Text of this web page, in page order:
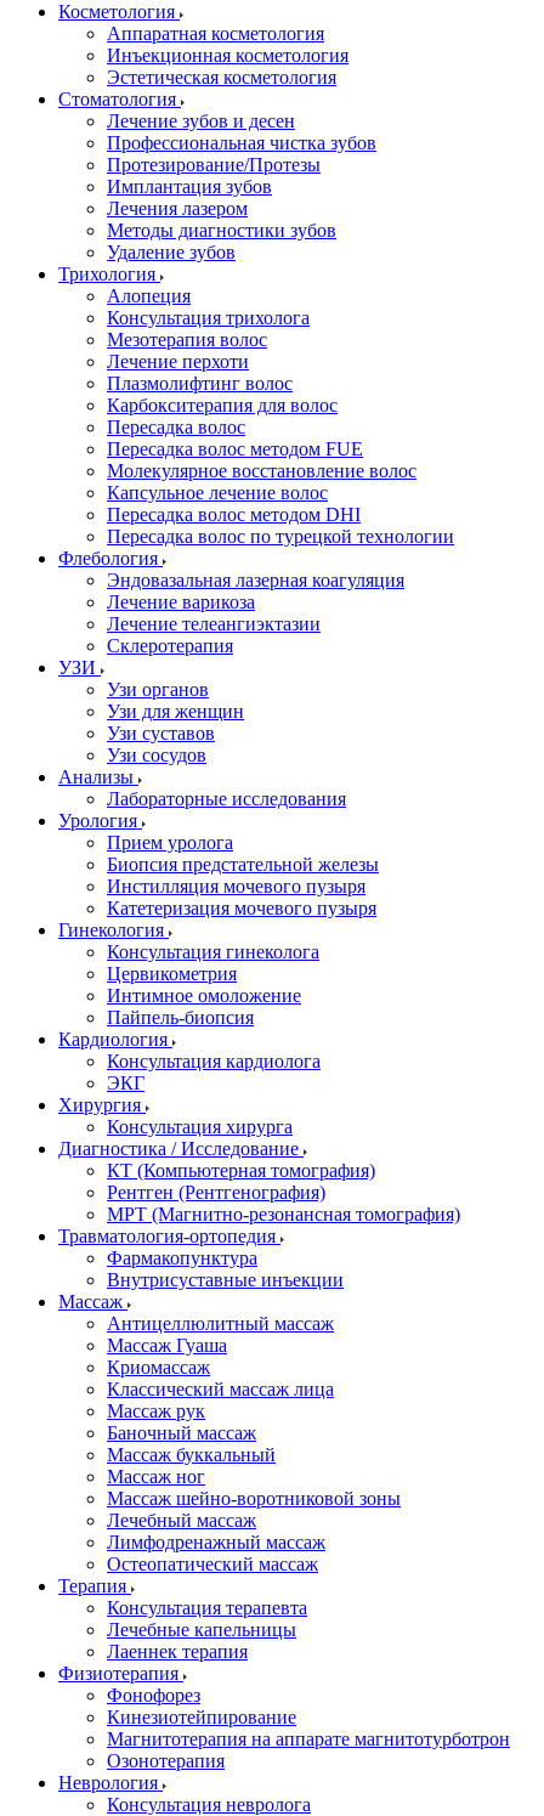
Косметология
Аппаратная косметология
Инъекционная косметология
Эстетическая косметология
Стоматология
Лечение зубов и десен
Профессиональная чистка зубов
Протезирование/Протезы
Имплантация зубов
Лечения лазером
Методы диагностики зубов
Удаление зубов
Трихология
Алопеция
Консультация трихолога
Мезотерапия волос
Лечение перхоти
Плазмолифтинг волос
Карбокситерапия для волос
Пересадка волос
Пересадка волос методом FUE
Молекулярное восстановление волос
Капсульное лечение волос
Пересадка волос методом DHI
Пересадка волос по турецкой технологии
Флебология
Эндовазальная лазерная коагуляция
Лечение варикоза
Лечение телеангиэктазии
Склеротерапия
УЗИ
Узи органов
Узи для женщин
Узи cуставов
Узи сосудов
Анализы
Лабораторные исследования
Урология
Прием уролога
Биопсия предстательной железы
Инстилляция мочевого пузыря
Катетеризация мочевого пузыря
Гинекология
Консультация гинеколога
Цервикометрия
Интимное омоложение
Пайпель-биопсия
Кардиология
Консультация кардиолога
ЭКГ
Хирургия
Консультация хирурга
Диагностика / Исследование
КТ (Компьютерная томография)
Рентген (Рентгенография)
МРТ (Магнитно-резонансная томография)
Травматология-ортопедия
Фармакопунктура
Внутрисуставные инъекции
Массаж
Антицеллюлитный массаж
Массаж Гуаша
Криомассаж
Классический массаж лица
Массаж рук
Баночный массаж
Массаж буккальный
Массаж ног
Массаж шейно-воротниковой зоны
Лечебный массаж
Лимфодренажный массаж
Остеопатический массаж
Терапия
Консультация терапевта
Лечебные капельницы
Лаеннек терапия
Физиотерапия
Фонофорез
Кинезиотейпирование
Магнитотерапия на аппарате магнитотурботрон
Озонотерапия
Неврология
Консультация невролога